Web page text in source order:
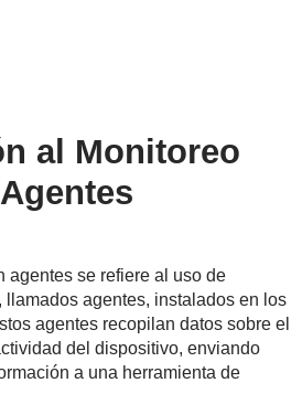
al Monitoreo
agentes se refiere al uso de
llamados agentes, instalados en los
agentes recopilan datos sobre el
del dispositivo, enviando
a una herramienta de